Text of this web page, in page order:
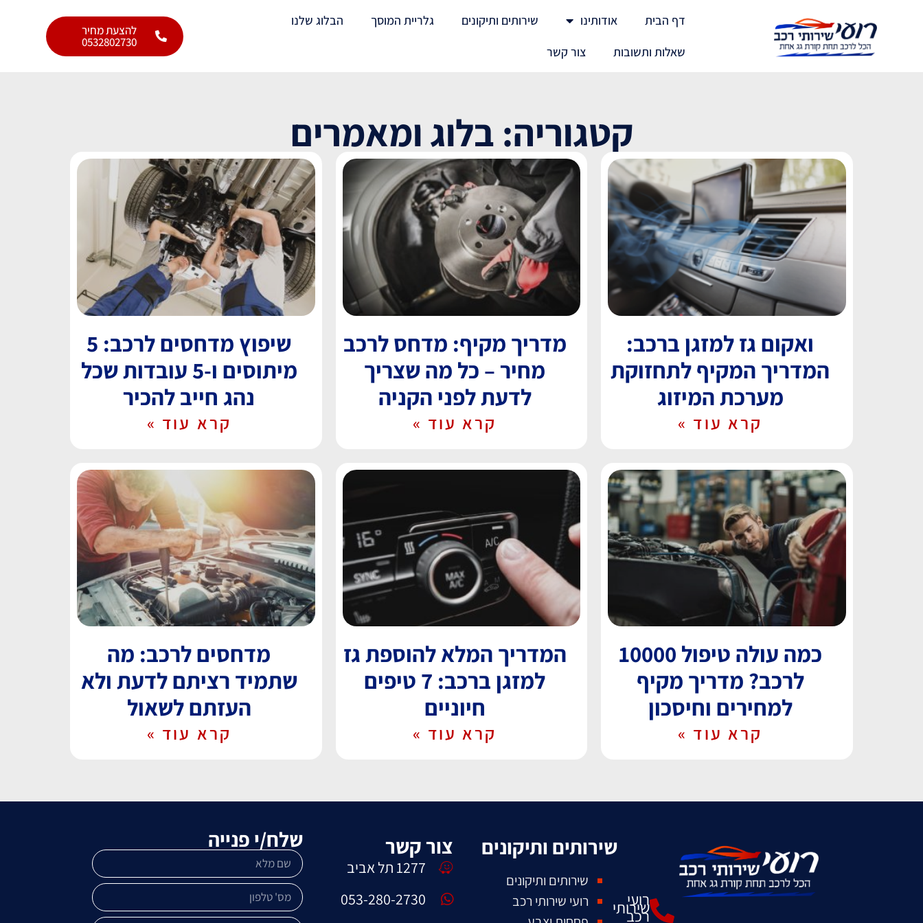
דף הבית אודותינו שירותים ותיקונים גלריית המוסך
הבלוג שלנו
שאלות ותשובות
צור קשר
להצעת מחיר
0532802730
קטגוריה: בלוג ומאמרים
ואקום גז למזגן ברכב:
המדריך המקיף לתחזוקת
מערכת המיזוג
קרא עוד »
מדריך מקיף: מדחס לרכב
מחיר – כל מה שצריך
לדעת לפני הקניה
קרא עוד »
שיפוץ מדחסים לרכב: 5
מיתוסים ו-5 עובדות שכל
נהג חייב להכיר
קרא עוד »
כמה עולה טיפול 10000
לרכב? מדריך מקיף
למחירים וחיסכון
קרא עוד »
המדריך המלא להוספת גז
למזגן ברכב: 7 טיפים
חיוניים
קרא עוד »
מדחסים לרכב: מה
שתמיד רציתם לדעת ולא
העזתם לשאול
קרא עוד »
רועי
שירותי
רכב
שירותים ותיקונים
שירותים ותיקונים
רועי שירותי רכב
צור קשר
1277 תל אביב
053-280-2730
שלח/י פנייה